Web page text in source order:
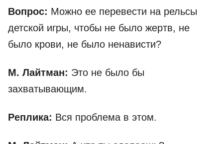
Вопрос: Можно ее перевести на рельсы
детской игры, чтобы не было жертв, не
было крови, не было ненависти?
М. Лайтман: Это не было бы
захватывающим.
Реплика: Вся проблема в этом.